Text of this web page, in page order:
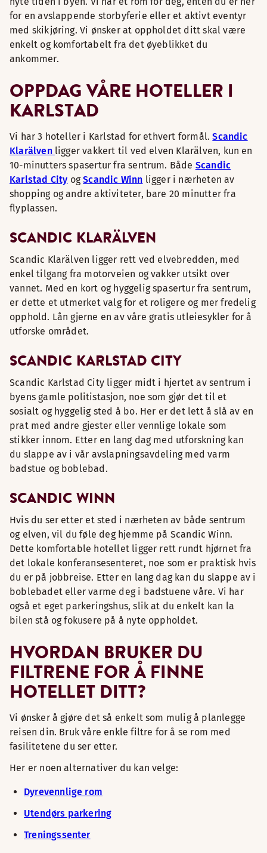
for en avslappende storbyferie eller et aktivt eventyr
med skikjøring. Vi ønsker at oppholdet ditt skal være
enkelt og komfortabelt fra det øyeblikket du
ankommer.
OPPDAG VÅRE HOTELLER I
KARLSTAD
Vi har 3 hoteller i Karlstad for ethvert formål.Scandic
Klarälven ligger vakkert til ved elven Klarälven, kun en
10-minutters spasertur fra sentrum. Både Scandic
Karlstad City ogScandic Winn ligger i nærheten av
shopping og andre aktiviteter, bare 20 minutter fra
flyplassen.
SCANDIC KLARÄLVEN
Scandic Klarälven ligger rett ved elvebredden, med
enkel tilgang fra motorveien og vakker utsikt over
vannet. Med en kort og hyggelig spasertur fra sentrum,
er dette et utmerket valg for et roligere og mer fredelig
opphold. Lån gjerne en av våre gratis utleiesykler for å
utforske området.
SCANDIC KARLSTAD CITY
Scandic Karlstad City ligger midt i hjertet av sentrum i
byens gamle politistasjon, noe som gjør det til et
sosialt og hyggelig sted å bo. Her er det lett å slå av en
prat med andre gjester eller vennlige lokale som
stikker innom. Etter en lang dag med utforskning kan
du slappe av i vår avslapningsavdeling med varm
badstue og boblebad.
SCANDIC WINN
Hvis du ser etter et sted i nærheten av både sentrum
og elven, vil du føle deg hjemme på Scandic Winn.
Dette komfortable hotellet ligger rett rundt hjørnet fra
det lokale konferansesenteret, noe som er praktisk hvis
du er på jobbreise. Etter en lang dag kan du slappe av i
boblebadet eller varme deg i badstuene våre. Vi har
også et eget parkeringshus, slik at du enkelt kan la
bilen stå og fokusere på å nyte oppholdet.
HVORDAN BRUKER DU
FILTRENE FOR Å FINNE
HOTELLET DITT?
Vi ønsker å gjøre det så enkelt som mulig å planlegge
reisen din. Bruk våre enkle filtre for å se rom med
fasilitetene du ser etter.
Her er noen alternativer du kan velge:
Dyrevennlige rom
Utendørs parkering
Treningssenter